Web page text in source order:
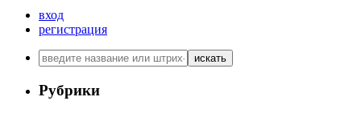
вход
регистрация
искать
Рубрики